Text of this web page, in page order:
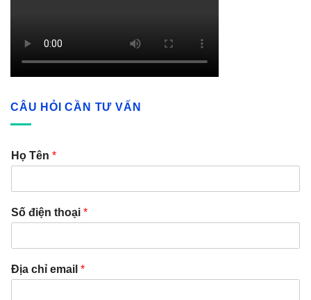
CÂU HỎI CẦN TƯ VẤN
Họ Tên *
Số điện thoại *
Địa chỉ email *